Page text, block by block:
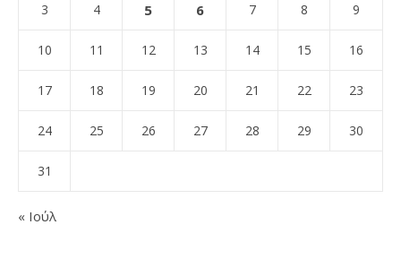
3 4 5 6 7 8 9
10 11 12 13 14 15 16
17 18 19 20 21 22 23
24 25 26 27 28 29 30
31
« Ιούλ